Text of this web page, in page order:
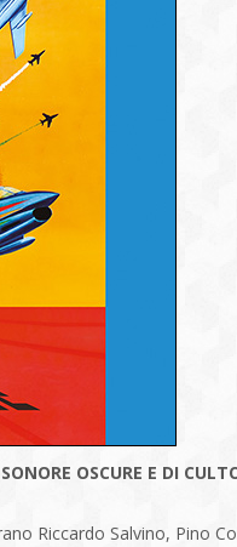
OSCURE E DI
Riccardo Salvino, Pino